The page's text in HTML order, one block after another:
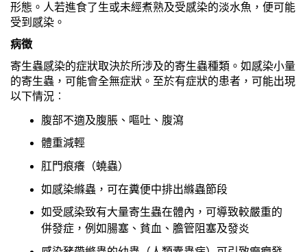
形態。人若進食了生或未經煮熟及受感染的淡水魚，便可能
受到感染。
病徵
寄生蟲感染的症狀取決於所涉及的寄生蟲種類。如感染小量
的寄生蟲，可能會全無症狀。至於有症狀的患者，可能出現
以下情況︰
腹部不適及腹脹、嘔吐、腹瀉
體重減輕
肛門痕癢（蟯蟲）
如感染縧蟲，可在糞便中排出縧蟲節段
如受感染致有大量寄生蟲在體內，可導致較嚴重的
併發症，例如腸塞、貧血、膽管阻塞及發炎